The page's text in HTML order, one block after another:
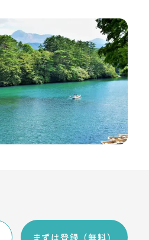
まずは登録（無料）